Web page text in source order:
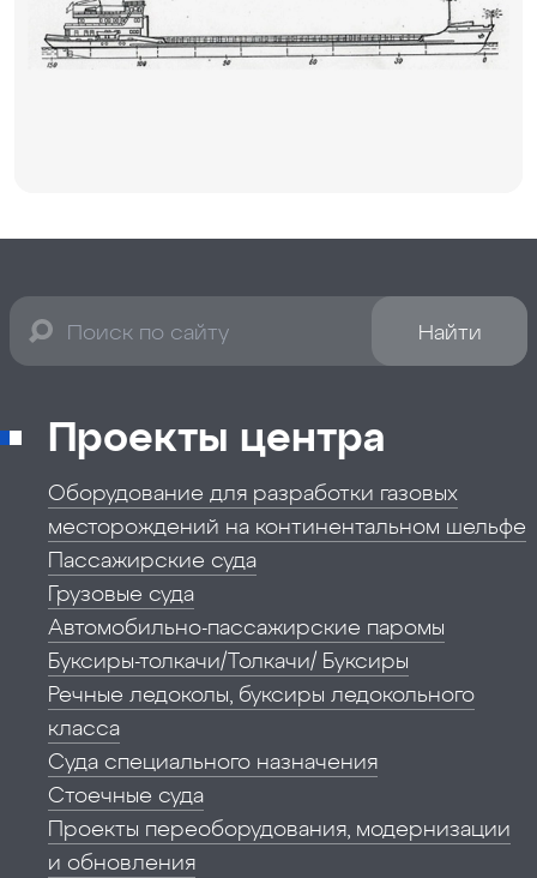
Найти
Проекты центра
Оборудование для разработки газовых
месторождений на континентальном шельфе
Пассажирские суда
Грузовые суда
Автомобильно-пассажирские паромы
Буксиры-толкачи/Толкачи/ Буксиры
Речные ледоколы, буксиры ледокольного
класса
Суда специального назначения
Стоечные суда
Проекты переоборудования, модернизации
и обновления